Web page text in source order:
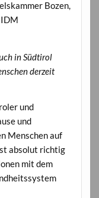
Bozen,
in Südtirol
derzeit
und
und
Menschen auf
absolut richtig
mit dem